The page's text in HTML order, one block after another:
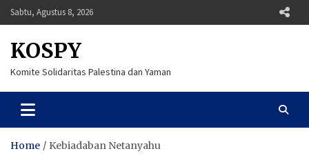
Skip
to
Sabtu, Agustus 8, 2026
KOSPY
Komite Solidaritas Palestina dan Yaman
Home Kebiadaban Netanyahu